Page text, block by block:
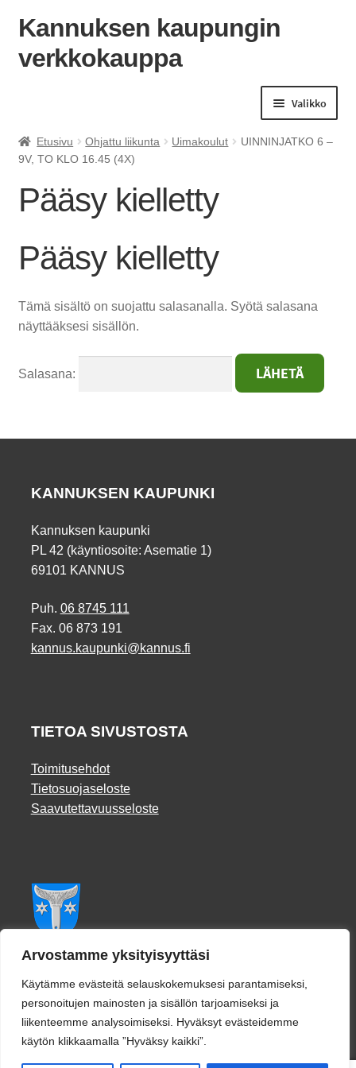
Arvostamme yksityisyyttäsi
Käytämme evästeitä selauskokemuksesi parantamiseksi,
personoitujen mainosten ja sisällön tarjoamiseksi ja
liikenteemme analysoimiseksi. Hyväksyt evästeidemme
käytön klikkaamalla ”Hyväksy kaikki”.
Siirry
Siirry
Kannuksen kaupungin
verkkokauppa
Valikko
Etusivu Ohjattu liikunta Uimakoulut
UINNINJATKO 6 –
9V, TO KLO 16.45 (4X)
Pääsy kielletty
Pääsy kielletty
Tämä sisältö on suojattu salasanalla. Syötä salasana
näyttääksesi sisällön.
Salasana:
KANNUKSEN KAUPUNKI
Kannuksen kaupunki
PL 42 (käyntiosoite: Asematie 1)
69101 KANNUS
Puh. 06 8745 111
Fax. 06 873 191
kannus.kaupunki@kannus.fi
TIETOA SIVUSTOSTA
Toimitusehdot
Tietosuojaseloste
Saavutettavuusseloste
Facebook